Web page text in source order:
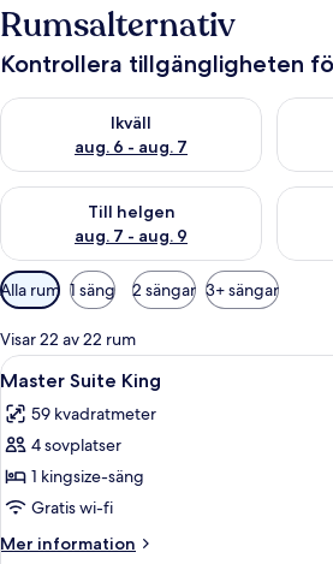
Rumsalternativ
Kontrollera tillgängligheten
Ikväll
aug. 6 - aug. 7
Kontrollera tillgängligheten för ikväll
Till helgen
aug. 7 - aug. 9
Kontrollera tillgängligheten för den
Tillgängliga
filter
för
rum
Alla rum 1 säng 2 sängar 3+ sängar
Visar 22 av 22 rum
Öppna
alla
foton
för
Master
Suite
King
Ett
4
Master Suite King
59 kvadratmeter
4 sovplatser
1 kingsize-säng
Gratis wi-fi
Mer information
Mer